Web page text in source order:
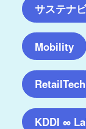
サステナ
Mobility
RetailTech
KDDI ∞